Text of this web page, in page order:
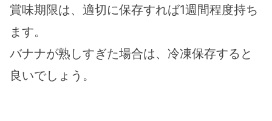
賞味期限は、適切に保存すれば1週間程度持ち
ます。
バナナが熟しすぎた場合は、冷凍保存すると
良いでしょう。